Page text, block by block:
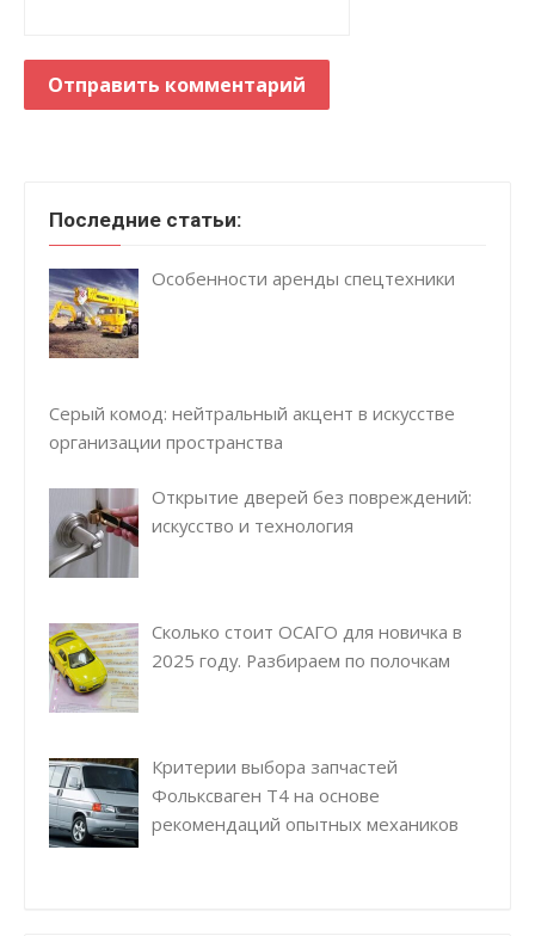
Последние статьи:
Особенности аренды спецтехники
Серый комод: нейтральный акцент в искусстве
организации пространства
Открытие дверей без повреждений:
искусство и технология
Сколько стоит ОСАГО для новичка в
2025 году. Разбираем по полочкам
Критерии выбора запчастей
Фольксваген Т4 на основе
рекомендаций опытных механиков